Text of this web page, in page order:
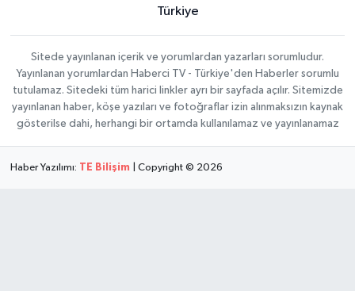
Türkiye
Sitede yayınlanan içerik ve yorumlardan yazarları sorumludur.
Yayınlanan yorumlardan Haberci TV - Türkiye'den Haberler sorumlu
tutulamaz. Sitedeki tüm harici linkler ayrı bir sayfada açılır. Sitemizde
yayınlanan haber, köşe yazıları ve fotoğraflar izin alınmaksızın kaynak
gösterilse dahi, herhangi bir ortamda kullanılamaz ve yayınlanamaz
Haber Yazılımı: TE Bilişim | Copyright © 2026